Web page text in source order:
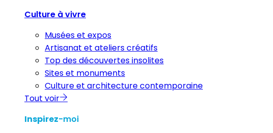
Culture à vivre
Musées et expos
Artisanat et ateliers créatifs
Top des découvertes insolites
Sites et monuments
Culture et architecture contemporaine
Tout voir
Inspirez-moi